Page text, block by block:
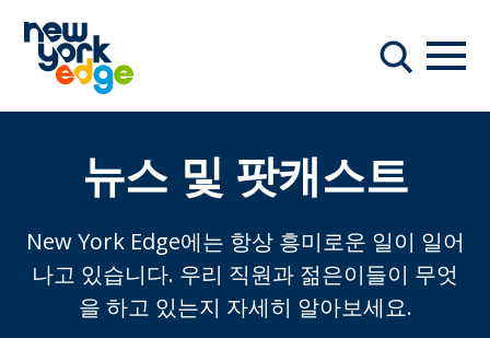
찾다
항해
뉴스 및 팟캐스트
New York Edge에는 항상 흥미로운 일이 일어
나고 있습니다. 우리 직원과 젊은이들이 무엇
을 하고 있는지 자세히 알아보세요.